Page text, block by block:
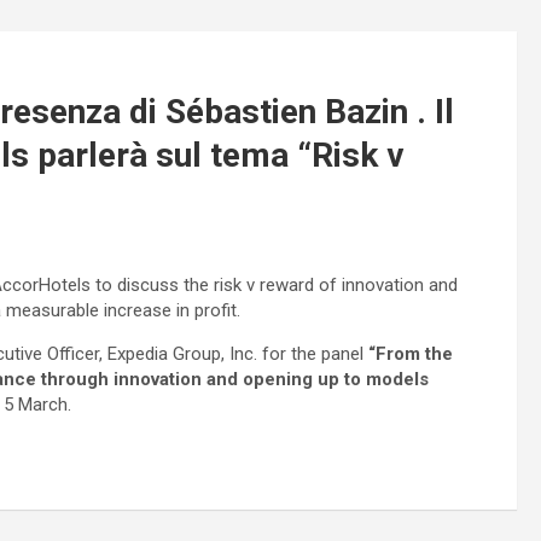
di Sébastien Bazin . Il
parlerà sul tema “Risk v
to discuss the risk v reward of innovation and
increase in profit.
Officer, Expedia Group, Inc. for the panel “From the
through innovation and opening up to models
March.